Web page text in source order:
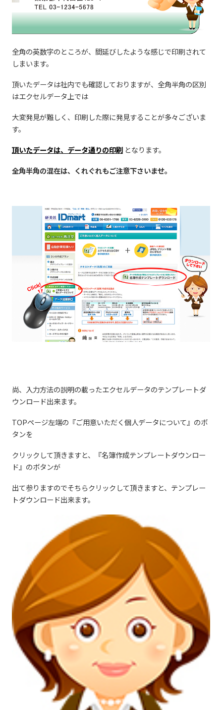
全角の英数字のところが、間延びしたような感じで印刷されて
しまいます。
頂いたデータは社内でも確認しておりますが、全角半角の区別
はエクセルデータ上では
大変発見が難しく、印刷した際に発見することが多々ございま
す。
頂いたデータは、データ通りの印刷 となります。
全角半角の混在は、くれぐれもご注意下さいませ。
尚、入力方法の説明の載ったエクセルデータのテンプレートダ
ウンロード出来ます。
TOPページ左端の『ご用意いただく個人データについて』のボ
タンを
クリックして頂きますと、『名簿作成テンプレートダウンロー
ド』のボタンが
出て参りますのでそちらクリックして頂きますと、テンプレー
トダウンロード出来ます。